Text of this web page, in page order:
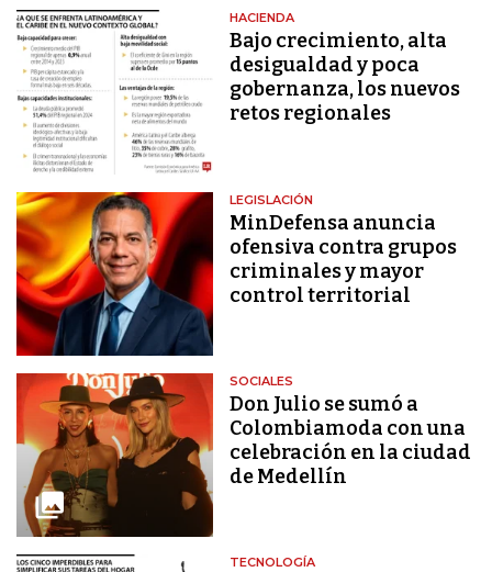
HACIENDA
Bajo crecimiento, alta
desigualdad y poca
gobernanza, los nuevos
retos regionales
LEGISLACIÓN
MinDefensa anuncia
ofensiva contra grupos
criminales y mayor
control territorial
SOCIALES
Don Julio se sumó a
Colombiamoda con una
celebración en la ciudad
de Medellín
TECNOLOGÍA